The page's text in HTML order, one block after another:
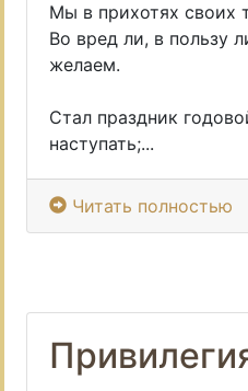
Мы в прихотях своих
Во вред ли, в пользу
желаем.
Стал праздник
наступать;...
Читать полностью